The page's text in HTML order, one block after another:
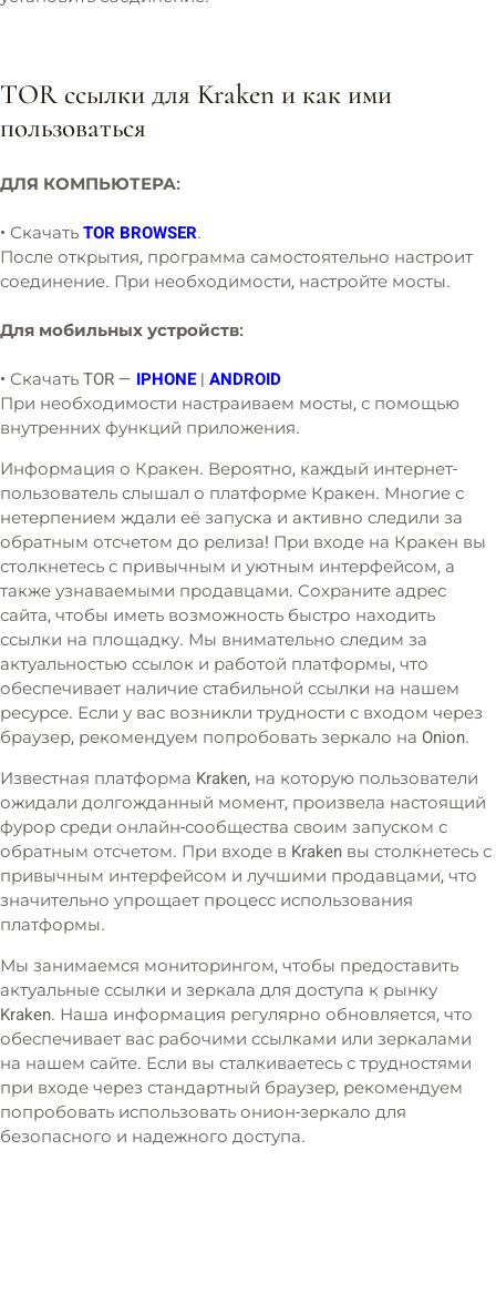
TOR ссылки для Kraken и как ими
пользоваться
ДЛЯ КОМПЬЮТЕРА:
• СкачатьTOR BROWSER.
После открытия, программа самостоятельно настроит
соединение. При необходимости, настройте мосты.
Для мобильных устройств:
• Скачать TOR — IPHONE| ANDROID
При необходимости настраиваем мосты, с помощью
внутренних функций приложения.
Информация о Кракен. Вероятно, каждый интернет-
пользователь слышал о платформе Кракен. Многие с
нетерпением ждали её запуска и активно следили за
обратным отсчетом до релиза! При входе на Кракен вы
столкнетесь с привычным и уютным интерфейсом, а
также узнаваемыми продавцами. Сохраните адрес
сайта, чтобы иметь возможность быстро находить
ссылки на площадку. Мы внимательно следим за
актуальностью ссылок и работой платформы, что
обеспечивает наличие стабильной ссылки на нашем
ресурсе. Если у вас возникли трудности с входом через
браузер, рекомендуем попробовать зеркало на Onion.
Известная платформа Kraken, на которую пользователи
ожидали долгожданный момент, произвела настоящий
фурор среди онлайн-сообщества своим запуском с
обратным отсчетом. При входе в Kraken вы столкнетесь с
привычным интерфейсом и лучшими продавцами, что
значительно упрощает процесс использования
платформы.
Мы занимаемся мониторингом, чтобы предоставить
актуальные ссылки и зеркала для доступа к рынку
Kraken. Наша информация регулярно обновляется, что
обеспечивает вас рабочими ссылками или зеркалами
на нашем сайте. Если вы сталкиваетесь с трудностями
при входе через стандартный браузер, рекомендуем
попробовать использовать онион-зеркало для
безопасного и надежного доступа.